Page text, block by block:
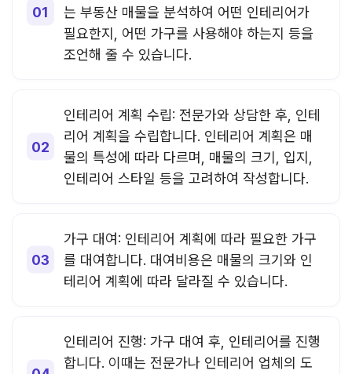
는 부동산 매물을 분석하여 어떤 인테리어가
필요한지, 어떤 가구를 사용해야 하는지 등을
조언해 줄 수 있습니다.
인테리어 계획 수립: 전문가와 상담한 후, 인테
리어 계획을 수립합니다. 인테리어 계획은 매
물의 특성에 따라 다르며, 매물의 크기, 입지,
인테리어 스타일 등을 고려하여 작성합니다.
가구 대여: 인테리어 계획에 따라 필요한 가구
를 대여합니다. 대여비용은 매물의 크기와 인
테리어 계획에 따라 달라질 수 있습니다.
인테리어 진행: 가구 대여 후, 인테리어를 진행
합니다. 이때는 전문가나 인테리어 업체의 도